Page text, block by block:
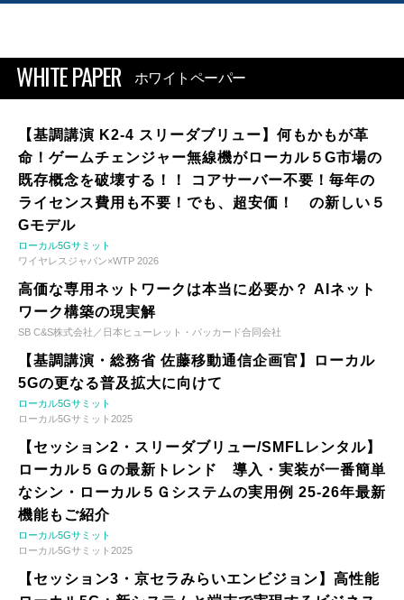
WHITE PAPER ホワイトペーパー
【基調講演 K2-4 スリーダブリュー】何もかもが革
命！ゲームチェンジャー無線機がローカル５G市場の
既存概念を破壊する！！ コアサーバー不要！毎年の
ライセンス費用も不要！でも、超安価！ の新しい５
Gモデル
ローカル5Gサミット
ワイヤレスジャパン×WTP 2026
高価な専用ネットワークは本当に必要か？ AIネット
ワーク構築の現実解
SB C&S株式会社／日本ヒューレット・パッカード合同会社
【基調講演・総務省 佐藤移動通信企画官】ローカル
5Gの更なる普及拡大に向けて
ローカル5Gサミット
ローカル5Gサミット2025
【セッション2・スリーダブリュー/SMFLレンタル】
ローカル５Ｇの最新トレンド 導入・実装が一番簡単
なシン・ローカル５Ｇシステムの実用例 25-26年最新
機能もご紹介
ローカル5Gサミット
ローカル5Gサミット2025
【セッション3・京セラみらいエンビジョン】高性能